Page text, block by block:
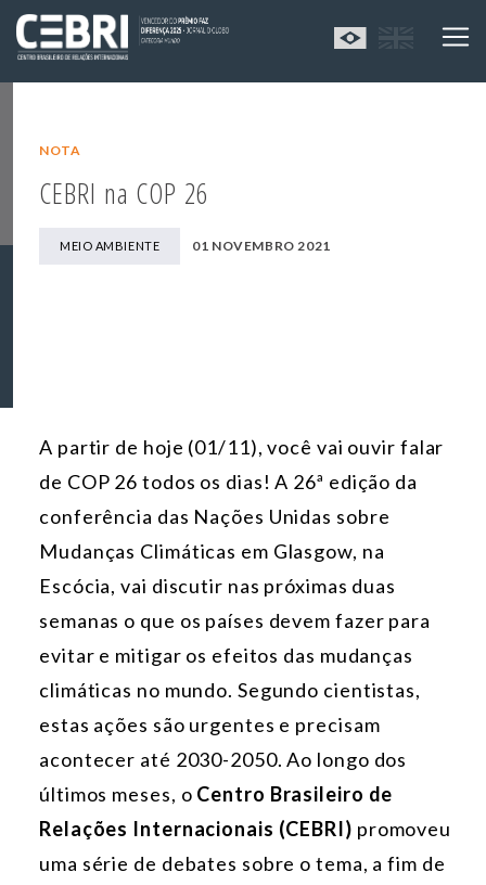
NOTA
CEBRI na COP 26
MEIO AMBIENTE 01 NOVEMBRO 2021
A partir de hoje (01/11), você vai ouvir falar
de COP 26 todos os dias! A 26ª edição da
conferência das Nações Unidas sobre
Mudanças Climáticas em Glasgow, na
Escócia, vai discutir nas próximas duas
semanas o que os países devem fazer para
evitar e mitigar os efeitos das mudanças
climáticas no mundo. Segundo cientistas,
estas ações são urgentes e precisam
acontecer até 2030-2050. Ao longo dos
últimos meses, o Centro Brasileiro de
Relações Internacionais (CEBRI) promoveu
uma série de debates sobre o tema, a fim de